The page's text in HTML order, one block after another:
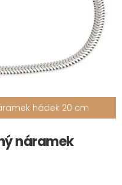
hádek 20 cm
náramek